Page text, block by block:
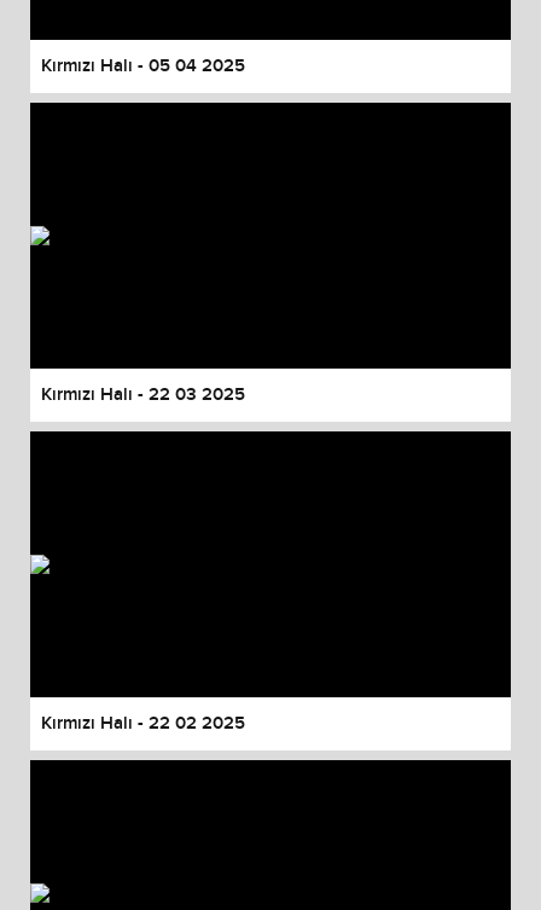
Kırmızı Halı - 05 04 2025
Kırmızı Halı - 22 03 2025
Kırmızı Halı - 22 02 2025